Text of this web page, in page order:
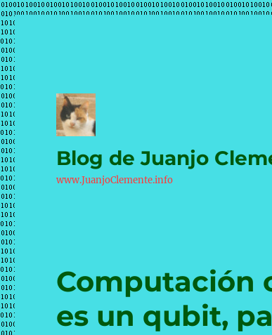
Blog de Juanjo
www.JuanjoClemente.info
Computación
es un qubit,